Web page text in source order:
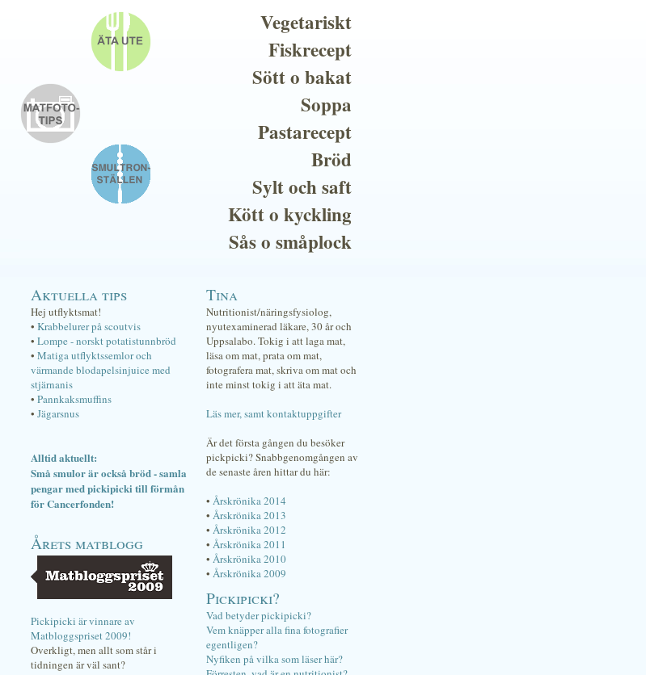
Vegetariskt
Fiskrecept
Sött o bakat
Soppa
Pastarecept
Bröd
Sylt och saft
Kött o kyckling
Sås o småplock
Aktuella tips
Hej utflyktsmat!
• Krabbelurer på scoutvis
• Lompe - norskt potatistunnbröd
• Matiga utflyktssemlor och
värmande blodapelsinjuice med
stjärnanis
• Pannkaksmuffins
• Jägarsnus
Alltid aktuellt:
Små smulor är också bröd - samla
pengar med pickipicki till förmån
för Cancerfonden!
Årets matblogg
Pickipicki är vinnare av
Matbloggspriset 2009!
Overkligt, men allt som står i
tidningen är väl sant?
Tina
Nutritionist/näringsfysiolog,
nyutexaminerad läkare, 30 år och
Uppsalabo. Tokig i att laga mat,
läsa om mat, prata om mat,
fotografera mat, skriva om mat och
inte minst tokig i att äta mat.
Läs mer, samt kontaktuppgifter
Är det första gången du besöker
pickpicki? Snabbgenomgången av
de senaste åren hittar du här:
• Årskrönika 2014
• Årskrönika 2013
• Årskrönika 2012
• Årskrönika 2011
• Årskrönika 2010
• Årskrönika 2009
Pickipicki?
Vad betyder pickipicki?
Vem knäpper alla fina fotografier
egentligen?
Nyfiken på vilka som läser här?